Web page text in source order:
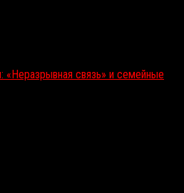
«Неразрывная связь» и семейные